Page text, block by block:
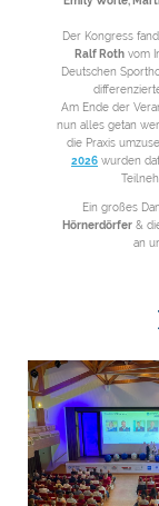
Der Kongress
Ralf Roth vom
Deutschen
Am Ende der
nun alles getan
die Praxis
2026 wurden
Ein großes
Hörnerdörfer&
an